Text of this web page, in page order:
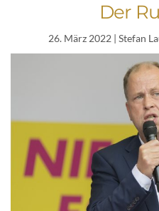
Der
26. März 2022 | Stefan